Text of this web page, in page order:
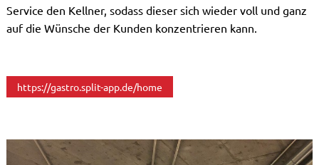
Service den Kellner, sodass dieser sich wieder voll und ganz
auf die Wünsche der Kunden konzentrieren kann.
https://gastro.split-app.de/home